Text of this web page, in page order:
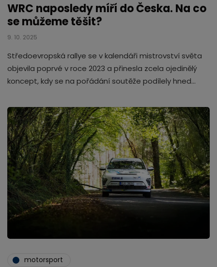
WRC naposledy míří do Česka. Na co
se můžeme těšit?
9. 10. 2025
Středoevropská rallye se v kalendáři mistrovství světa
objevila poprvé v roce 2023 a přinesla zcela ojedinělý
koncept, kdy se na pořádání soutěže podílely hned…
motorsport